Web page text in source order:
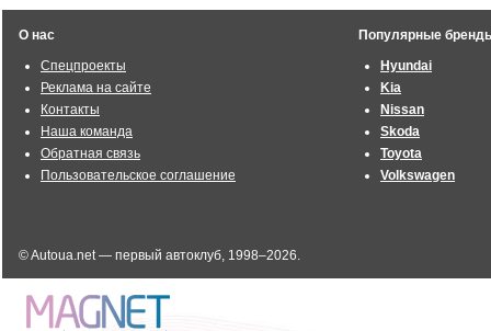
О нас
Спецпроекты
Реклама на сайте
Контакты
Наша команда
Обратная связь
Пользовательское соглашение
Популярные
Hyundai
Kia
Nissan
Skoda
Toyota
Volkswagen
© Autoua.net — первый автоклуб, 1998–2026.